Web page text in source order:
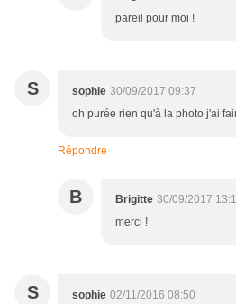
pareil pour moi !
S sophie 30/09/2017 09:37
oh purée rien qu'à la photo j'ai
Répondre
B Brigitte 30/09/2017
merci !
S sophie 02/11/2016 08:50